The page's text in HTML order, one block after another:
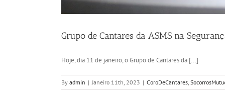
Grupo de Cantares da ASMS na
Hoje, dia 11 de janeiro, o Grupo de Cantares da [...]
By admin | Janeiro 11th, 2023 | CoroDeCantares,